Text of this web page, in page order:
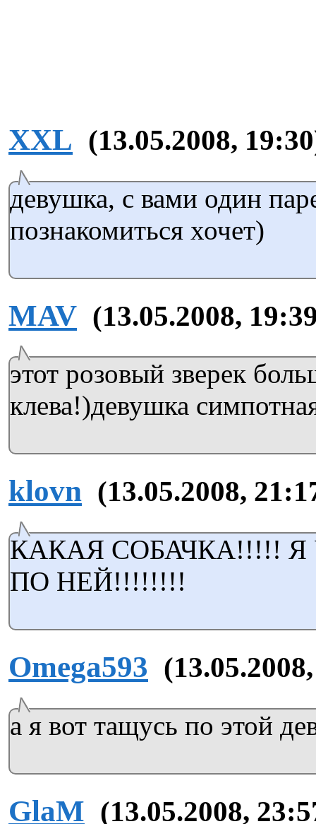
XXL (13.05.2008,
девушка, с вами один
познакомиться хочет)
MAV (13.05.2008,
этот розовый зверек
клева!)девушка
klovn (13.05.2008,
КАКАЯ СОБАЧКА!!!!!
ПО НЕЙ!!!!!!!!
Omega593
а я вот тащусь по этой
GlaM (13.05.2008,